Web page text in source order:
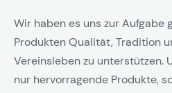
Wir haben es uns zur Aufgabe
Produkten Qualität, Tradition
Vereinsleben zu unterstützen.
nur hervorragende Produkte,